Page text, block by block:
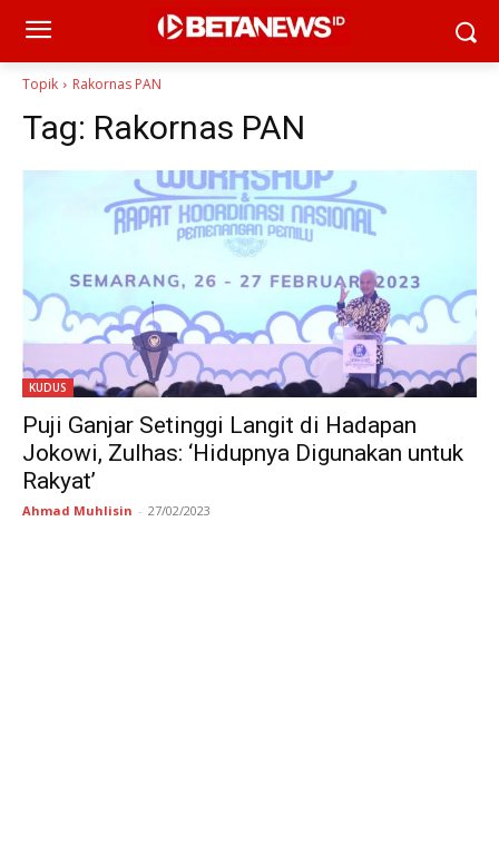
Topik Rakornas PAN
Tag: Rakornas PAN
KUDUS
Puji Ganjar Setinggi Langit di Hadapan
Jokowi, Zulhas: ‘Hidupnya Digunakan untuk
Rakyat’
Ahmad Muhlisin - 27/02/2023